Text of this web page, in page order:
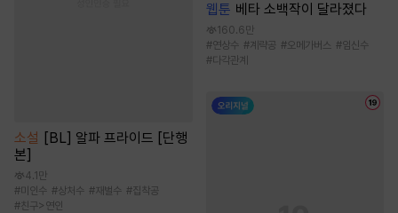
소설 [BL] 알파 프라이드 [단행
본]
4.1만
#미인수 #상처수 # 재벌수 #집착공
#친구>연인
웹툰 베타 소백작이 달라졌다
160.6만
#연상수 #계략공 #오메가버스 #임신수
#다각관계